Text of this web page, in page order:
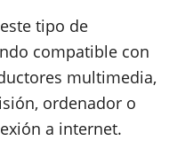
tipo de
compatible con
multimedia,
ordenador o
a internet.